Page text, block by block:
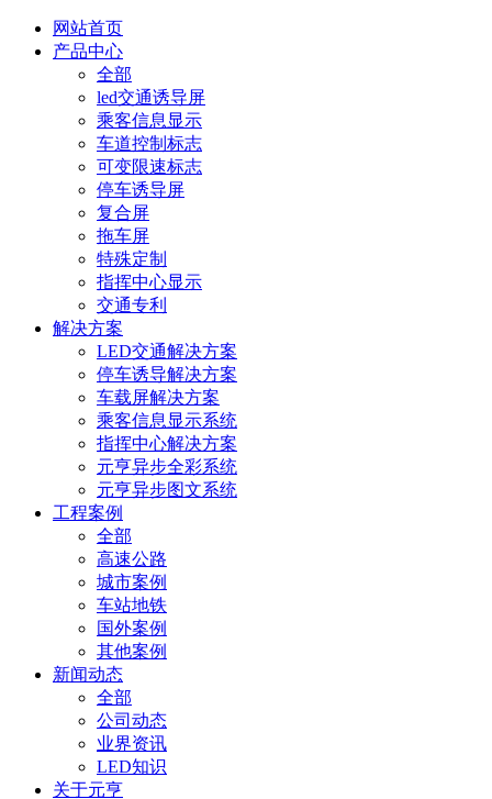
网站首页
产品中心
全部
led交通诱导屏
乘客信息显示
车道控制标志
可变限速标志
停车诱导屏
复合屏
拖车屏
特殊定制
指挥中心显示
交通专利
解决方案
LED交通解决方案
停车诱导解决方案
车载屏解决方案
乘客信息显示系统
指挥中心解决方案
元亨异步全彩系统
元亨异步图文系统
工程案例
全部
高速公路
城市案例
车站地铁
国外案例
其他案例
新闻动态
全部
公司动态
业界资讯
LED知识
关于元亨